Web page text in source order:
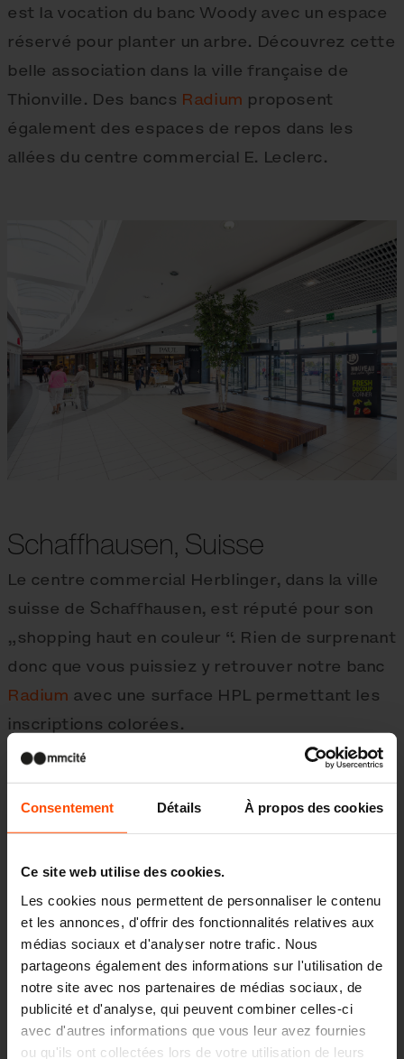
Consentement Détails À propos des cookies
Ce site web utilise des cookies.
Les cookies nous permettent de personnaliser le contenu
et les annonces, d'offrir des fonctionnalités relatives aux
médias sociaux et d'analyser notre trafic. Nous
partageons également des informations sur l'utilisation de
notre site avec nos partenaires de médias sociaux, de
publicité et d'analyse, qui peuvent combiner celles-ci
avec d'autres informations que vous leur avez fournies
ou qu'ils ont collectées lors de votre utilisation de leurs
est la vocation du banc Woody avec un espace
réservé pour planter un arbre. Découvrez cette
belle association dans la ville française de
Thionville. Des bancs Radium proposent
également des espaces de repos dans les
allées du centre commercial E. Leclerc.
Schaffhausen, Suisse
Le centre commercial Herblinger, dans la ville
suisse de Schaffhausen, est réputé pour son
„shopping haut en couleur “. Rien de surprenant
donc que vous puissiez y retrouver notre banc
Radium avec une surface HPL permettant les
inscriptions colorées.